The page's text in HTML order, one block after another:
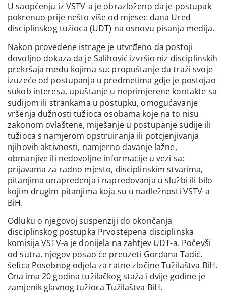
U saopćenju iz VSTV-a je obrazloženo da je postupak
pokrenuo prije nešto više od mjesec dana Ured
disciplinskog tužioca (UDT) na osnovu pisanja medija.
Nakon provedene istrage je utvrđeno da postoji
dovoljno dokaza da je Salihović izvršio niz disciplinskih
prekršaja među kojima su: propuštanje da traži svoje
izuzeće od postupanja u predmetima gdje je postojao
sukob interesa, upuštanje u neprimjerene kontakte sa
sudijom ili strankama u postupku, omogućavanje
vršenja dužnosti tužioca osobama koje na to nisu
zakonom ovlaštene, miješanje u postupanje sudije ili
tužioca s namjerom opstruiranja ili potcjenjivanja
njihovih aktivnosti, namjerno davanje lažne,
obmanjive ili nedovoljne informacije u vezi sa:
prijavama za radno mjesto, disciplinskim stvarima,
pitanjima unapređenja i napredovanja u službi ili bilo
kojim drugim pitanjima koja su u nadležnosti VSTV-a
BiH.
Odluku o njegovoj suspenziji do okončanja
disciplinskog postupka Prvostepena disciplinska
komisija VSTV-a je donijela na zahtjev UDT-a. Počevši
od sutra, njegov posao će preuzeti Gordana Tadić,
šefica Posebnog odjela za ratne zločine Tužilaštva BiH.
Ona ima 20 godina tužilačkog staža i dvije godine je
zamjenik glavnog tužioca Tužilaštva BiH.